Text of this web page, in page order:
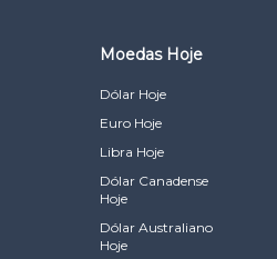
Moedas Hoje
Dólar Hoje
Euro Hoje
Libra Hoje
Dólar Canadense
Hoje
Dólar Australiano
Hoje